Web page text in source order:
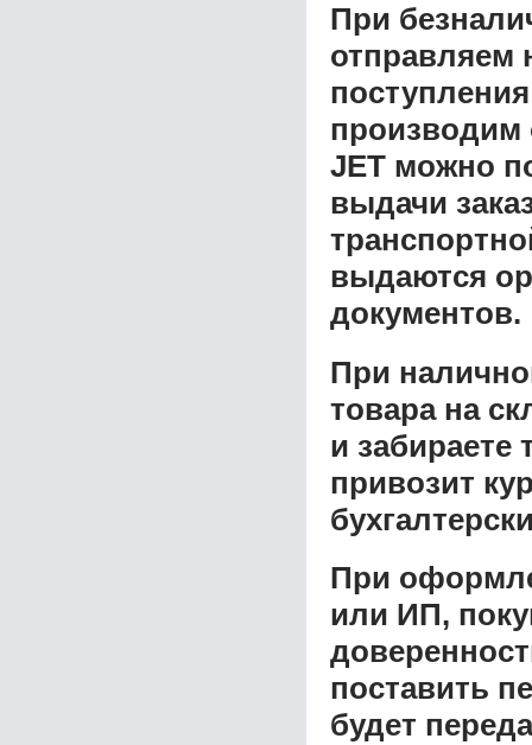
При
отправляем
производим
JET можно
выдачи
выдаются
документов.
При
товара на
и забираете
привозит
При
или ИП,
поставить
будет